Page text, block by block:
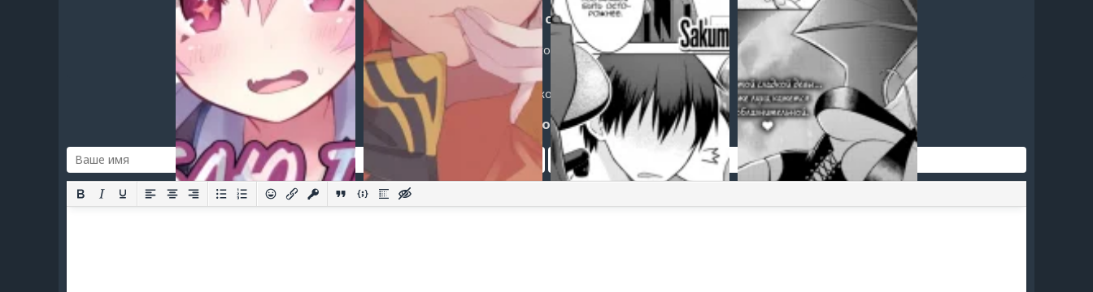
Post a comment
Login registerto post a comment.
Добавить комментарий
Оставить комментарий